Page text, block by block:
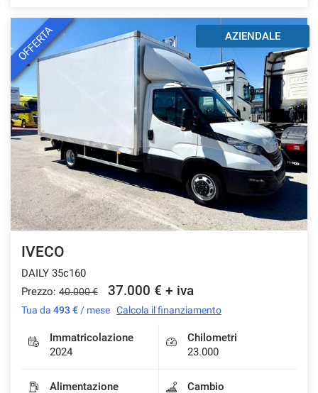
OFFERTA AZIENDALE
IVECO
DAILY 35c160
Prezzo: 40.000 € 37.000 € + iva
Tua da 493 € / mese Calcola il finanziamento
Immatricolazione
2024
Chilometri
23.000
Alimentazione Cambio